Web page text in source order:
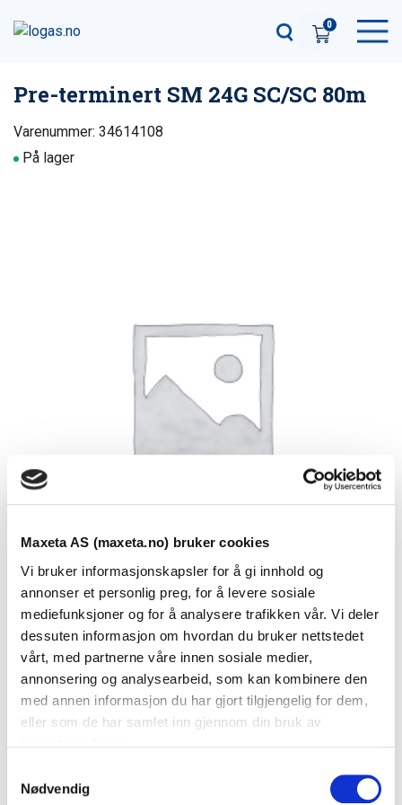
Maxeta AS (maxeta.no) bruker cookies
Vi bruker informasjonskapsler for å gi innhold og
annonser et personlig preg, for å levere sosiale
mediefunksjoner og for å analysere trafikken vår. Vi deler
dessuten informasjon om hvordan du bruker nettstedet
vårt, med partnerne våre innen sosiale medier,
annonsering og analysearbeid, som kan kombinere den
med annen informasjon du har gjort tilgjengelig for dem,
eller som de har samlet inn gjennom din bruk av
Nødvendig
0
Se dokumenter
Dokumenter
Pre-terminert SM 24G SC/SC 80m
Varenummer: 34614108
På lager